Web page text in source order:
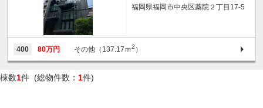
福岡県福岡市中央区薬院２丁目17-5
400 80万円 その他（137.17ｍ2 ）
棟数1件 (総物件数： 1件)